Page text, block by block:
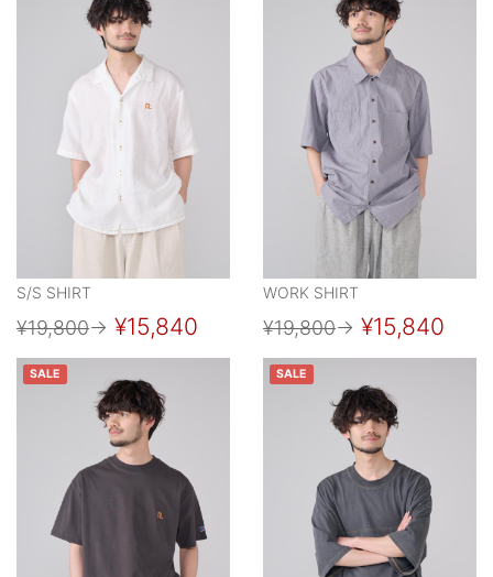
S/S SHIRT
¥19,800→ ¥15,840
WORK SHIRT
¥19,800→ ¥15,840
SALE SALE